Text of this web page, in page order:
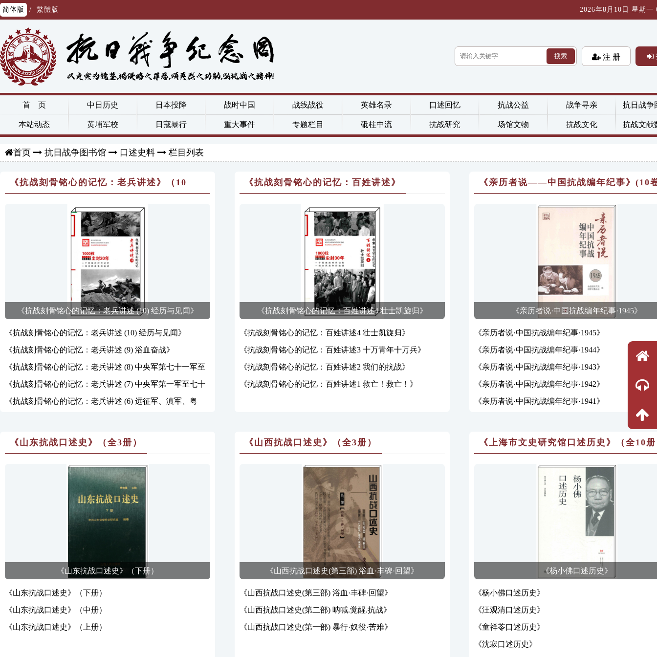
简体版 / 繁體版 2026年8月10日 星期一
搜索 注 册
首 页 中日历史 日本投降 战时中国 战线战役 英雄名录 口述回忆 抗战公益 战争寻亲 抗日战争
本站动态 黄埔军校 日寇暴行 重大事件 专题栏目 砥柱中流 抗战研究 场馆文物 抗战文化 抗战文献
首页 抗日战争图书馆 口述史料 栏目列表
《抗战刻骨铭心的记忆：老兵讲述》（10
《抗战刻骨铭心的记忆：老兵讲述 (10) 经历与见闻》
《抗战刻骨铭心的记忆：老兵讲述 (10) 经历与见闻》
《抗战刻骨铭心的记忆：老兵讲述 (9) 浴血奋战》
《抗战刻骨铭心的记忆：老兵讲述 (8) 中央军第七十一军至
一百军》
《抗战刻骨铭心的记忆：老兵讲述 (7) 中央军第一军至七十
军》
《抗战刻骨铭心的记忆：老兵讲述 (6) 远征军、滇军、粤
《抗战刻骨铭心的记忆：百姓讲述》
《抗战刻骨铭心的记忆：百姓讲述4 壮士凯旋归》
《抗战刻骨铭心的记忆：百姓讲述4 壮士凯旋归》
《抗战刻骨铭心的记忆：百姓讲述3 十万青年十万兵》
《抗战刻骨铭心的记忆：百姓讲述2 我们的抗战》
《抗战刻骨铭心的记忆：百姓讲述1 救亡！救亡！》
《亲历者说——中国抗战编年纪事》(10
《亲历者说·中国抗战编年纪事·1945》
《亲历者说·中国抗战编年纪事·1945》
《亲历者说·中国抗战编年纪事·1944》
《亲历者说·中国抗战编年纪事·1943》
《亲历者说·中国抗战编年纪事·1942》
《亲历者说·中国抗战编年纪事·1941》
《山东抗战口述史》（全3册）
《山东抗战口述史》（下册）
《山东抗战口述史》（下册）
《山东抗战口述史》（中册）
《山东抗战口述史》（上册）
《山西抗战口述史》（全3册）
《山西抗战口述史(第三部) 浴血·丰碑·回望》
《山西抗战口述史(第三部) 浴血·丰碑·回望》
《山西抗战口述史(第二部) 呐喊.觉醒.抗战》
《山西抗战口述史(第一部) 暴行·奴役·苦难》
《上海市文史研究馆口述历史》（全10
《杨小佛口述历史》
《杨小佛口述历史》
《汪观清口述历史》
《童祥苓口述历史》
《沈寂口述历史》